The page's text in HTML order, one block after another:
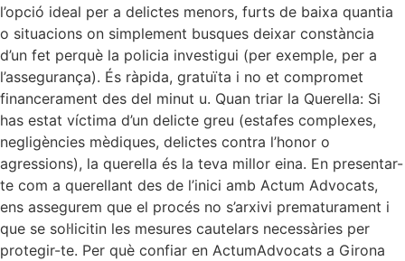
l’opció ideal per a delictes menors, furts de baixa quantia
o situacions on simplement busques deixar constància
d’un fet perquè la policia investigui (per exemple, per a
l’assegurança). És ràpida, gratuïta i no et compromet
financerament des del minut u. Quan triar la Querella: Si
has estat víctima d’un delicte greu (estafes complexes,
negligències mèdiques, delictes contra l’honor o
agressions), la querella és la teva millor eina. En presentar-
te com a querellant des de l’inici amb Actum Advocats,
ens assegurem que el procés no s’arxivi prematurament i
que se sol·licitin les mesures cautelars necessàries per
protegir-te. Per què confiar en ActumAdvocats a Girona